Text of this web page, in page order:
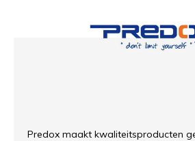
Predox maakt kwaliteitsproducten